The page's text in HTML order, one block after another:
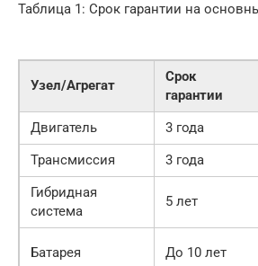
Таблица 1: Срок гарантии на
Узел/Агрегат
Срок
гарантии
Двигатель 3 года
Трансмиссия
3 года
Гибридная
система
5 лет
Батарея До 10 лет